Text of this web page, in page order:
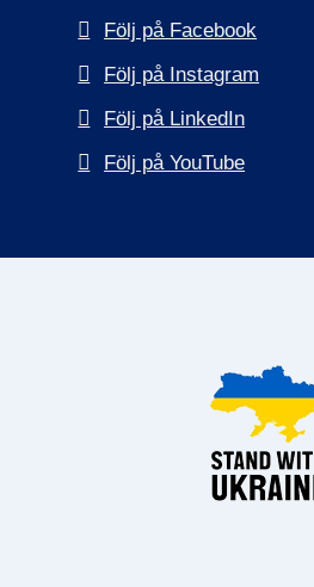
Följ på Facebook
Följ på Instagram
Följ på LinkedIn
Följ på YouTube